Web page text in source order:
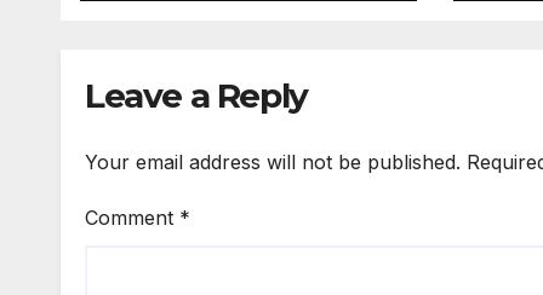
Leave a Reply
Your email address will not be published.
Comment *